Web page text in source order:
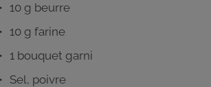
10 g beurre
10 g farine
1 bouquet garni
Sel, poivre